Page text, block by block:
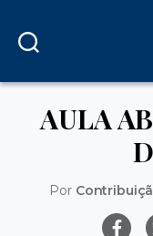
AULA
Por